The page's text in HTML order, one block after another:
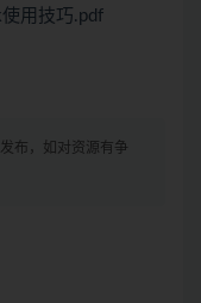
用技巧.pdf
布，如对资源有争